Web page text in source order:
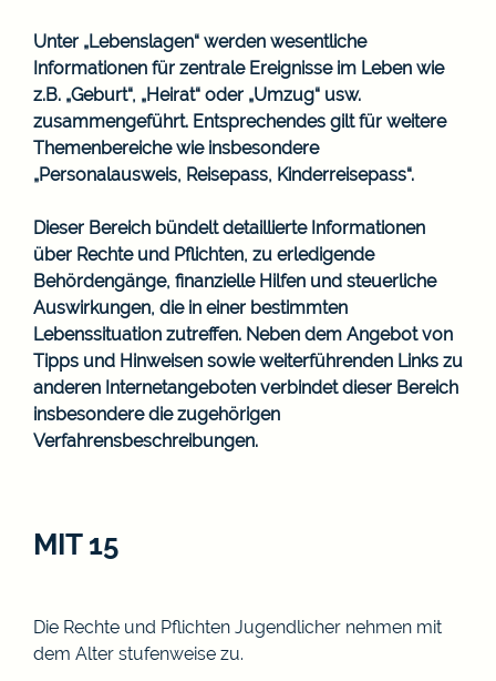
Unter „Lebenslagen“ werden wesentliche
Informationen für zentrale Ereignisse im Leben wie
z.B. „Geburt“, „Heirat“ oder „Umzug“ usw.
zusammengeführt. Entsprechendes gilt für weitere
Themenbereiche wie insbesondere
„Personalausweis, Reisepass, Kinderreisepass“.
Dieser Bereich bündelt detaillierte Informationen
über Rechte und Pflichten, zu erledigende
Behördengänge, finanzielle Hilfen und steuerliche
Auswirkungen, die in einer bestimmten
Lebenssituation zutreffen. Neben dem Angebot von
Tipps und Hinweisen sowie weiterführenden Links zu
anderen Internetangeboten verbindet dieser Bereich
insbesondere die zugehörigen
Verfahrensbeschreibungen.
MIT 15
Die Rechte und Pflichten Jugendlicher nehmen mit
dem Alter stufenweise zu.